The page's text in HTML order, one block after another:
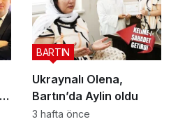
Ukraynalı Olena,
Bartın’da Aylin oldu
BARTIN
3 hafta önce